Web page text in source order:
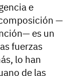
e
—
es un
fuerzas
lo han
de las